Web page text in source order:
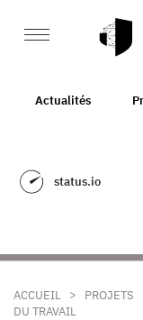
Actualités
status.io
ACCUEIL > PROJETS
DU TRAVAIL